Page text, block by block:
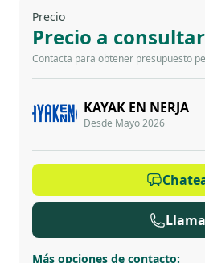
Precio
Precio a consultar
Contacta para obtener presupuesto
KAYAK EN NERJA
Desde Mayo 2026
Más opciones de contacto: